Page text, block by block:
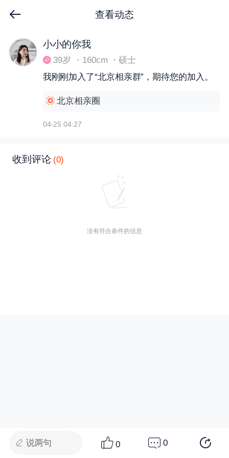
查看动态
下拉刷新
小小的你我
39岁 ・160cm ・硕士
我刚刚加入了“北京相亲群”，期待您的加入。
北京相亲圈
04-25 04:27
收到评论 (0)
没有符合条件的信息
说两句 0 0